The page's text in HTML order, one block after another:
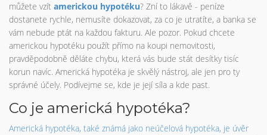
můžete vzít americkou hypotéku? Zní to lákavě - peníze
dostanete rychle, nemusíte dokazovat, za co je utratíte, a banka se
vám nebude ptát na každou fakturu. Ale pozor. Pokud chcete
americkou hypotéku použít přímo na koupi nemovitosti,
pravděpodobně děláte chybu, která vás bude stát desítky tisíc
korun navíc. Americká hypotéka je skvělý nástroj, ale jen pro ty
správné účely. Podívejme se, kde je její síla a kde past.
Co je americká hypotéka?
Americká hypotéka, také známá jako neúčelová hypotéka, je úvěr